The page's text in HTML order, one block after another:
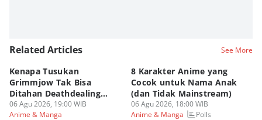
Related Articles See More
Kenapa Tusukan
Grimmjow Tak Bisa
Ditahan Deathdealing
Askin Bleach?
06 Agu 2026, 19:00 WIB
Anime & Manga
8 Karakter Anime yang
Cocok untuk Nama Anak
(dan Tidak Mainstream)
06 Agu 2026, 18:00 WIB
Anime & Manga
Polls